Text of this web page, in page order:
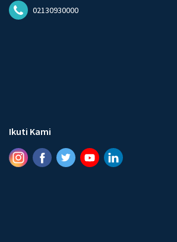
02130930000
Ikuti Kami